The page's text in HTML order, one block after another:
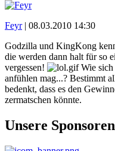
Feyr| 08.03.2010 14:30
Godzilla und KingKong
die werden dann halt für so
vergessen!
Wie sich
anfühlen mag...? Bestimmt
bedenkt, dass es den
zermatschen könnte.
Unsere Sponsoren